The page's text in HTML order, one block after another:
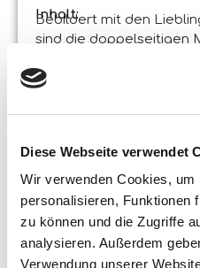
Diese Webseite verwendet
Wir verwenden Cookies, um
personalisieren, Funktionen
zu können und die Zugriffe
analysieren. Außerdem
Verwendung unserer
Inhalt:
Bebildert mit den
sind die doppelseitigen
doppelt wertvoll: Setze
male die Rückseite aus,
Produktspezifikationen
Disney Puzzle Df Maxi
Hergestellt in Italien :
Made in Italy – Der
©Liscianigiochi, S.
Inhalt und Details :
Doppelseitiges Maxi-
Box Größe:
Breite :